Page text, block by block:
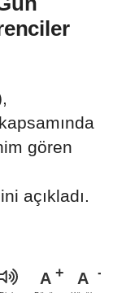
gören
açıkladı.
A A